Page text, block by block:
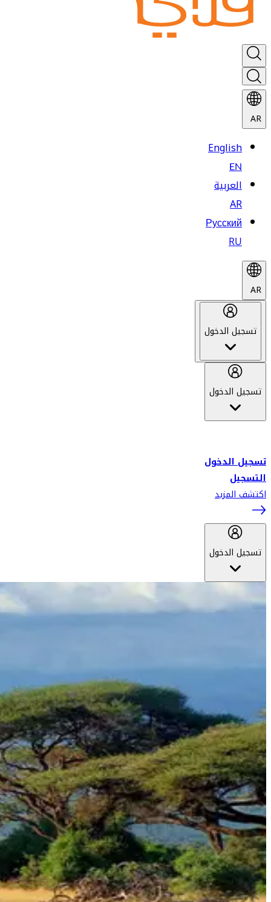
AR
English
EN
العربية
AR
Русский
RU
AR
تسجيل الدخول
تسجيل الدخول
تسجيل الدخول
التسجيل
اكتشف المزيد
تسجيل الدخول